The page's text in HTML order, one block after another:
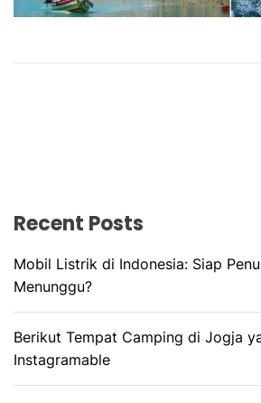
Recent Posts
Mobil Listrik di Indonesia: Siap
Menunggu?
Berikut Tempat Camping di Jogja
Instagramable